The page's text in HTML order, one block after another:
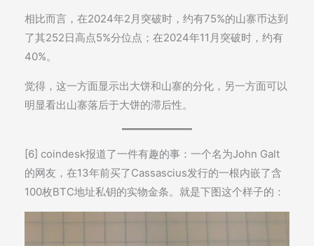
相比而言，在2024年2月突破时，约有75%的山寨币达到
了其252日高点5%分位点；在2024年11月突破时，约有
40%。
觉得，这一方面显示出大饼和山寨的分化，另一方面可以
明显看出山寨落后于大饼的滞后性。
[6] coindesk报道了一件有趣的事：一个名为John Galt
的网友，在13年前买了Cassascius发行的一根内嵌了含
100枚BTC地址私钥的实物金条。就是下图这个样子的：